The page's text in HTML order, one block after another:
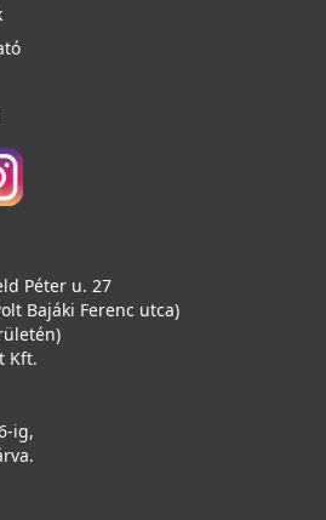
Péter u. 27
Bajáki Ferenc utca)
Kft.
ig,